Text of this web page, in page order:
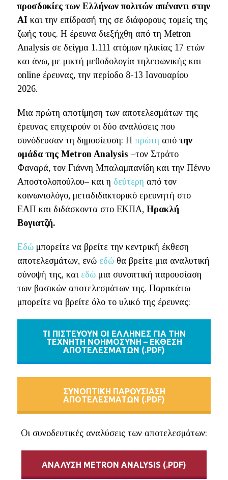
προσδοκίες των Ελλήνων πολιτών απέναντι στην
AI και την επίδρασή της σε διάφορους τομείς της
ζωής τους. Η έρευνα διεξήχθη από τη Metron
Analysis σε δείγμα 1.111 ατόμων ηλικίας 17 ετών
και άνω, με μικτή μεθοδολογία τηλεφωνικής και
online έρευνας, την περίοδο 8-13 Ιανουαρίου
2026.
Μια πρώτη αποτίμηση των αποτελεσμάτων της
έρευνας επιχειρούν οι δύο αναλύσεις που
συνόδευσαν τη δημοσίευση: Η πρώτη από την
ομάδα της Metron Analysis –τον Στράτο
Φαναρά, τον Γιάννη Μπαλαμπανίδη και την Πέννυ
Αποστολοπούλου– και η δεύτερη από τον
κοινωνιολόγο, μεταδιδακτορικό ερευνητή στο
ΕΑΠ και διδάσκοντα στο ΕΚΠΑ, Ηρακλή
Βογιατζή.
Εδώμπορείτε να βρείτε την κεντρική έκθεση
αποτελεσμάτων, ενώ εδώθα βρείτε μια αναλυτική
σύνοψή της, και εδώμια συνοπτική παρουσίαση
των βασικών αποτελεσμάτων της. Παρακάτω
μπορείτε να βρείτε όλο το υλικό της έρευνας:
ΤΙ ΠΙΣΤΕΥΟΥΝ ΟΙ EΛΛΗΝΕΣ ΓΙΑ ΤΗΝ
ΤΕΧΝΗΤΗ ΝΟΗΜΟΣΥΝΗ – EΚΘΕΣΗ
ΑΠΟΤΕΛΕΣΜΑΤΩΝ (.PDF)
ΣΥΝΟΠΤΙΚΗ ΠΑΡΟΥΣΙΑΣΗ
ΑΠΟΤΕΛΕΣΜΑΤΩN (.PDF)
Οι συνοδευτικές αναλύσεις των αποτελεσμάτων:
ΑΝΑΛΥΣΗ METRON ANALYSIS (.PDF)